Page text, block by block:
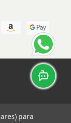
para